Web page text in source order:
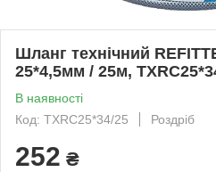
Шланг технічний
25*4,5мм / 25м,
В наявності
Код: TXRC25*34/25
Роздріб
252 ₴